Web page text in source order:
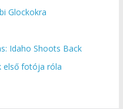
Glockokra
Idaho Shoots Back
első fotója róla